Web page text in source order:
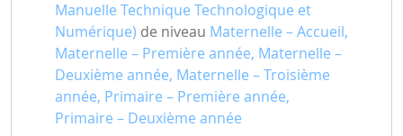
Manuelle Technique Technologique et
Numérique) de niveau Maternelle – Accueil,
Maternelle – Première année, Maternelle –
Deuxième année, Maternelle – Troisième
année, Primaire – Première année,
Primaire – Deuxième année